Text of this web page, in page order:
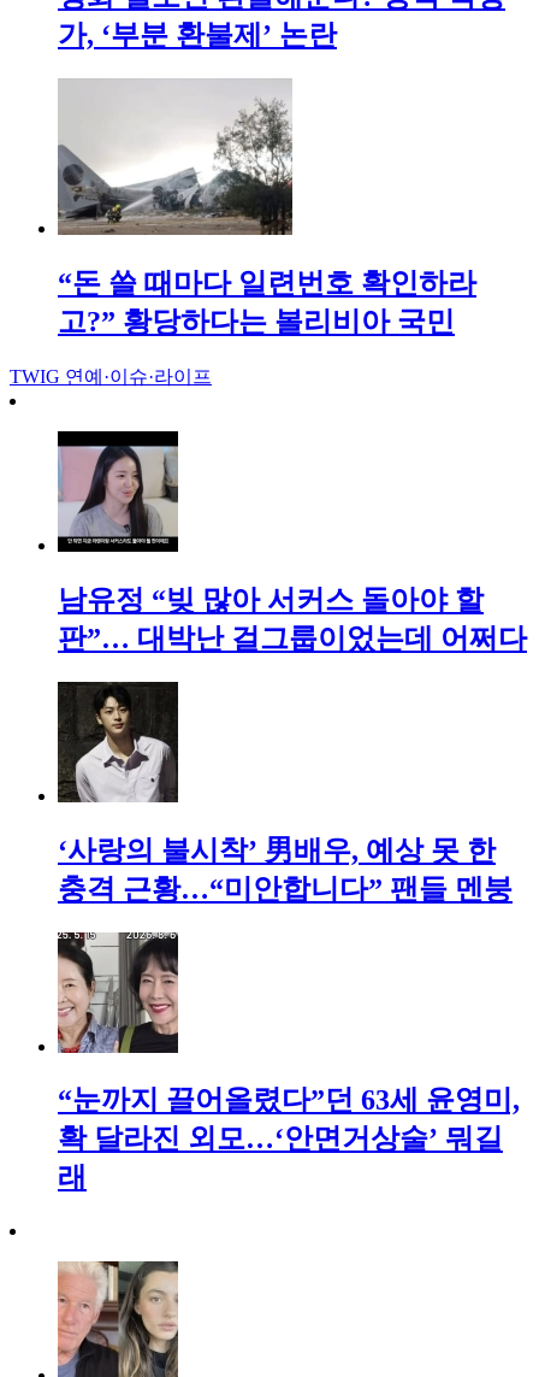
가, ‘부분 환불제’ 논란
“돈 쓸 때마다 일련번호 확인하라
고?” 황당하다는 볼리비아 국민
TWIG 연예·이슈·라이프
남유정 “빚 많아 서커스 돌아야 할
판”… 대박난 걸그룹이었는데 어쩌다
‘사랑의 불시착’ 男배우, 예상 못 한
충격 근황…“미안합니다” 팬들 멘붕
“눈까지 끌어올렸다”던 63세 윤영미,
확 달라진 외모…‘안면거상술’ 뭐길
래